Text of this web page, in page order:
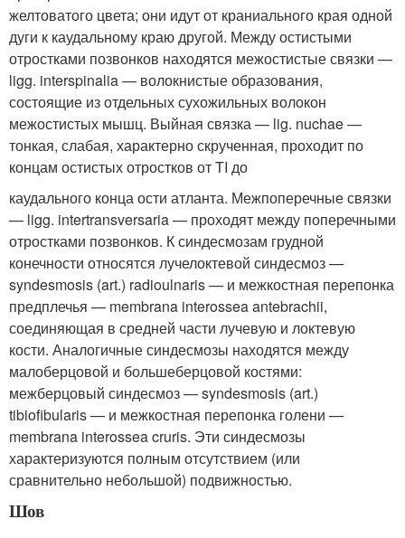
желтоватого цвета; они идут от краниального края одной
дуги к каудальному краю другой. Между остистыми
отростками позвонков находятся межостистые связки —
ligg. interspinalia — волокнистые образования,
состоящие из отдельных сухожильных волокон
межостистых мышц. Выйная связка — lig. nuchae —
тонкая, слабая, характерно скрученная, проходит по
концам остистых отростков от TI до
каудального конца ости атланта. Межпоперечные связки
— ligg. intertransversaria — проходят между поперечными
отростками позвонков. К синдесмозам грудной
конечности относятся лучелоктевой синдесмоз —
syndesmosis (art.) radioulnaris — и межкостная перепонка
предплечья — membrana interossea antebrachii,
соединяющая в средней части лучевую и локтевую
кости. Аналогичные синдесмозы находятся между
малоберцовой и большеберцовой костями:
межберцовый синдесмоз — syndesmosis (art.)
tibiofibularis — и межкостная перепонка голени —
membrana interossea cruris. Эти синдесмозы
характеризуются полным отсутствием (или
сравнительно небольшой) подвижностью.
Шов